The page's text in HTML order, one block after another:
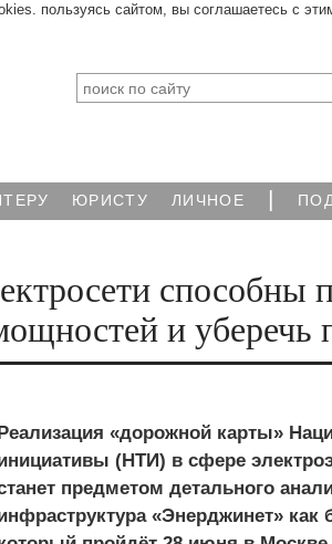
пользуясь сайтом, вы соглашаетесь с
ЮРИСТУ ЛИЧНОЕ |
способны
и уберечь
«дорожной карты»
(НТИ) в сфере
предметом детального
«Энерджинет»